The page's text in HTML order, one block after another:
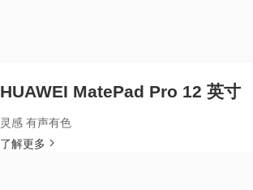
HUAWEI MatePad Pro 12 英寸
灵感 有声有色
了解更多